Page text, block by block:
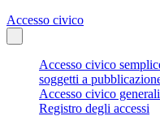
Accesso civico
Accesso civico
soggetti a
Accesso civico
Registro degli accessi